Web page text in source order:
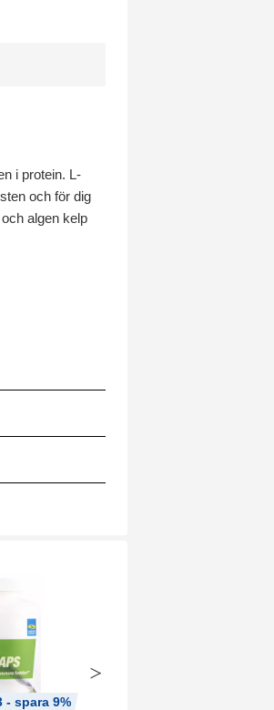
i protein. L-
och för dig
algen kelp
- spara 9%